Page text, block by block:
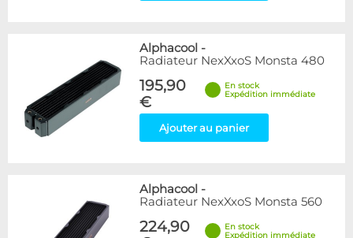
Alphacool -
Radiateur NexXxoS Monsta 480
195,90
€
En stock
Expédition immédiate
Ajouter au panier
Alphacool -
Radiateur NexXxoS Monsta 560
224,90
En stock
Expédition immédiate